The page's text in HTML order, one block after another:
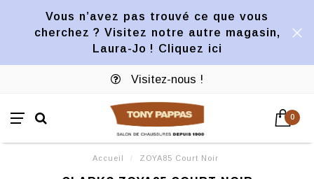
Vous n’avez pas trouvé ce que vous
cherchez ? Visitez notre autre magasin,
Laura-Jo ! Cliquez ici
Visitez-nous !
0
Accueil / ZOYA85 Court Noir